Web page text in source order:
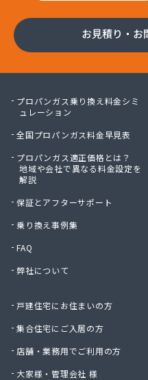
有限会社ニッタンガス
有限会社ヨコガワ
有限会社越智商会
有限会社吉井プロパン
有限会社玉川液化ガス
有限会社溝田石油
有限会社坂東ガス店
有限会社三翔ガス
有限会社小野商店
有限会社昭英ガス
有限会社椙野ガス
有限会社石丸ガス商会
有限会社大政ガス
有限会社大西太商店
お見積り・お
プロパンガス乗り換え料金シミ
ュレーション
全国プロパンガス料金早見表
プロパンガス適正価格とは？
地域や会社で異なる料金設定を
解説
保証とアフターサポート
乗り換え事例集
FAQ
弊社について
戸建住宅にお住まいの方
集合住宅にご入居の方
店舗・業務用でご利用の方
大家様・管理会社 様